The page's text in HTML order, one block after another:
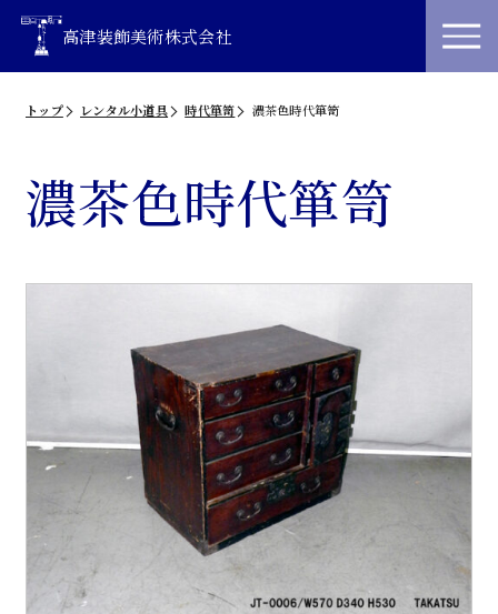
高津装飾美術株式会社
トップ レンタル小道具 時代箪笥 濃茶色時代箪笥
濃茶色時代箪笥